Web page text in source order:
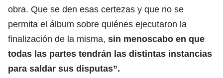
obra. Que se den esas certezas y que no se
permita el álbum sobre quiénes ejecutaron la
finalización de la misma, sin menoscabo en que
todas las partes tendrán las distintas instancias
para saldar sus disputas”.